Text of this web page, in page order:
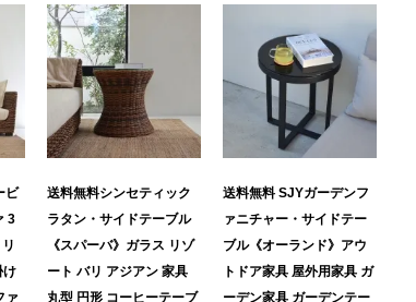
ビ
3
け
ァ
送料無料シンセティック
ラタン・サイドテーブル
《スパーバ》ガラス リゾ
ート バリ アジアン 家具
丸型 円形 コーヒーテーブ
送料無料 SJYガーデンフ
ァニチャー・サイドテー
ブル《オーランド》アウ
トドア家具 屋外用家具 ガ
ーデン家具 ガーデンテー